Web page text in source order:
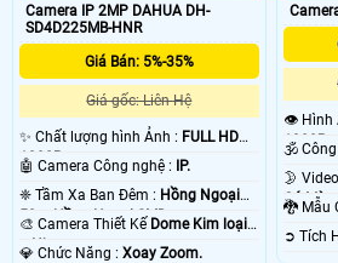
Camera IP 2MP DAHUA DH-
SD4D225MB-HNR
Giá Bán: 5%-35%
Giá gốc: Liên Hệ
✨ Chất lượng hình Ảnh : FULL HD
1080P .
🤖️ Camera Công nghệ : IP.
❈ Tầm Xa Ban Đêm : Hồng Ngoại
50m Hồng Ngoại SMD.
🎨 Camera Thiết Kế Dome Kim loại
+ Nhựa.
️💎 Chức Năng : Xoay Zoom.
👁
1080P .
Có🐉️